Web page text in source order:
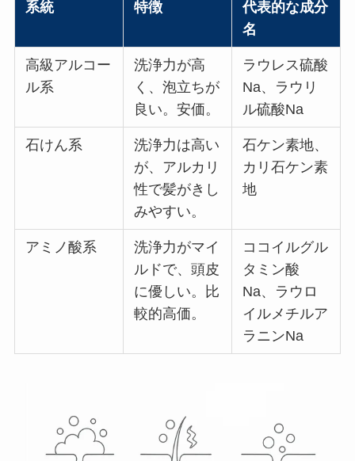
系統 特徴
代表的な成分
名
高級アルコー
ル系
洗浄力が高
く、泡立ちが
良い。安価。
ラウレス硫酸
Na、ラウリ
ル硫酸Na
石けん系
洗浄力は高い
が、アルカリ
性で髪がきし
みやすい。
石ケン素地、
カリ石ケン素
地
アミノ酸系
洗浄力がマイ
ルドで、頭皮
に優しい。比
較的高価。
ココイルグル
タミン酸
Na、ラウロ
イルメチルア
ラニンNa